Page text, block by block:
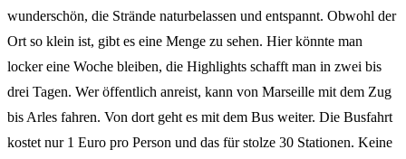
wunderschön, die Strände naturbelassen und entspannt. Obwohl der
Ort so klein ist, gibt es eine Menge zu sehen. Hier könnte man
locker eine Woche bleiben, die Highlights schafft man in zwei bis
drei Tagen. Wer öffentlich anreist, kann von Marseille mit dem Zug
bis Arles fahren. Von dort geht es mit dem Bus weiter. Die Busfahrt
kostet nur 1 Euro pro Person und das für stolze 30 Stationen. Keine